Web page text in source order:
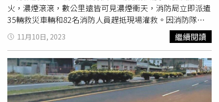
則建議處有期徒刑25至27年。國民法庭今日下午宣判，
《殺人罪》判18年、褫奪公權10年；《遺棄損壞屍體》5
年；《電信》罪3年；《偽造文書》2年，4罪合併判處27年
6月，可上訴。
火，濃煙滾滾，數公里遠皆可見濃煙衝天，消防局立即派遣
35輛救災車輛和82名消防人員趕抵現場灌救。因消防隊員
積極阻隔延燒，火勢於上午10時21分順利受到控制，火場
燃燒面積約10坪，消防員依初步勘查表示該工廠早已廢棄多
員進一步調查釐清。新北市第五大隊長鍾世銘強調，工廠一
般用電量相對較大，業主應定期進行電源電線設備檢查與更
換，同時要保養消防安全設備，同時呼籲業者要定期進行員
11月10日, 2023 繼續閱讀